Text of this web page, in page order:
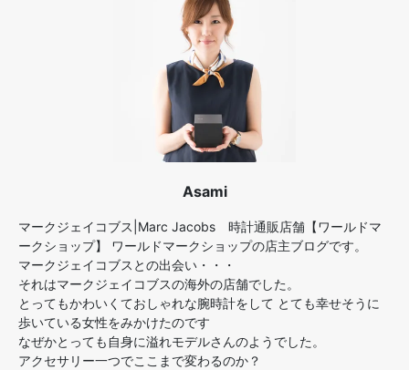
Asami
マークジェイコブス|Marc Jacobs 時計通販店舗【ワールドマ
ークショップ】 ワールドマークショップの店主ブログです。
マークジェイコブスとの出会い・・・
それはマークジェイコブスの海外の店舗でした。
とってもかわいくておしゃれな腕時計をして とても幸せそうに
歩いている女性をみかけたのです
なぜかとっても自身に溢れモデルさんのようでした。
アクセサリー一つでここまで変わるのか？